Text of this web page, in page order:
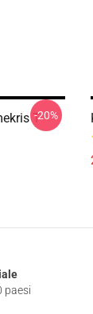
T-
-20%
paesi